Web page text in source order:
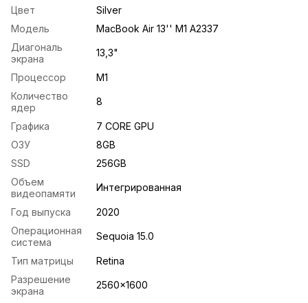
Цвет
Silver
Модель
MacBook Air 13'' M1 A2337
Диагональ
экрана
13,3"
Процессор
M1
Количество
ядер
8
Графика
7 CORE GPU
ОЗУ
8GB
SSD
256GB
Объем
видеопамяти
Интегрированная
Год выпуска
2020
Операционная
система
Sequoia 15.0
Тип матрицы
Retina
Разрешение
экрана
2560x1600